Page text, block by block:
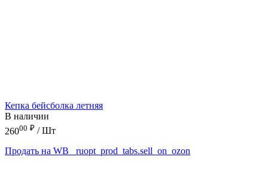
Кепка бейсболка летняя
В наличии
26000 ₽ / Шт
Продать на WB
_ruopt_prod_tabs.sell_on_ozon